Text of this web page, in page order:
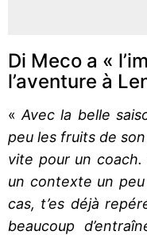
Di Meco a «
l’aventure à
« Avec la belle
peu les fruits de
vite pour un coach.
un contexte un
cas, t’es déjà
beaucoup